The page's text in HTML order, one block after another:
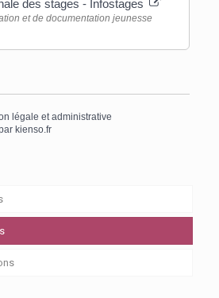
des stages - Infostages
et de documentation jeunesse
légale et administrative
kienso.fr